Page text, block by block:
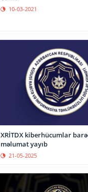
10-03-2021
XRİTDX kiberhücumlar
məlumat yayıb
21-05-2025